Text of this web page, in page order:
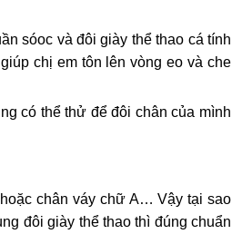
sóoc và đôi giày thể thao cá tính
chị em tôn lên vòng eo và che
có thể thử để đôi chân của mình
chân váy chữ A… Vậy tại sao
đôi giày thể thao thì đúng chuẩn